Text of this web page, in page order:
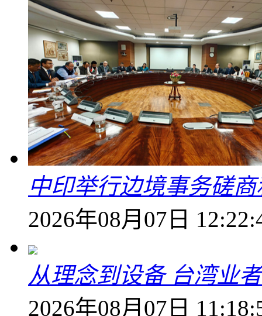
中印举行边境事务磋
2026年08月07日
从理念到设备 台湾业
2026年08月07日